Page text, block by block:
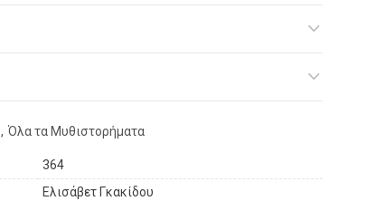
, Όλα τα Μυθιστορήματα
364
Ελισάβετ Γκακίδου